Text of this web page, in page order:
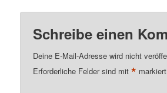
Schreibe einen
Deine E-Mail-Adresse wird nicht
Erforderliche Felder sind mit* markiert